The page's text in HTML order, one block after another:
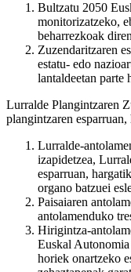
Bultzatu 2050
monitorizatzeko,
beharrezkoak
Zuzendaritzaren
estatu- edo
lantaldeetan parte
Lurralde Plangintzaren
plangintzaren esparruan,
Lurralde-
izapidetzea,
esparruan,
organo batzuei
Paisaiaren
antolamenduko
Hirigintza-
Euskal
horiek onartzeko